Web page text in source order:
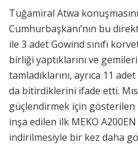
Tuğamiral Atwa
Cumhurbaşkanı’nın bu
ile 3 adet Gowind sınıfı
birliği yaptıklarını ve
tamladıklarını, ayrıca 11
da bitirdiklerini ifade etti.
güçlendirmek için gösterilen
inşa edilen ilk MEKO A200EN
indirilmesiyle bir kez daha